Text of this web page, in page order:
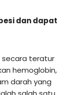
dan dapat
secara teratur
hemoglobin,
darah yang